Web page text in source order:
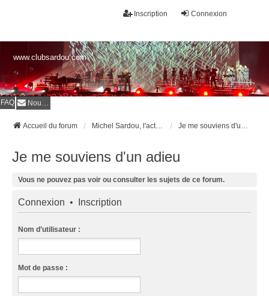
Connexion
Inscription
www.clubsardou.com
FAQ Nous contacter
Accueil du forum Michel Sardou, l'actualité Je me souviens d'un adieu
Je me souviens d'un adieu
Vous ne pouvez pas voir ou consulter les sujets de ce forum.
Connexion • Inscription
Nom d’utilisateur :
Mot de passe :